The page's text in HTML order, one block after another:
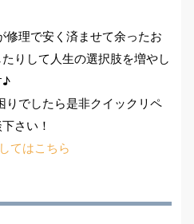
理で安く済ませて余ったお
りして人生の選択肢を増やし
♪
りでしたら是非クイックリペ
さい！
てはこちら